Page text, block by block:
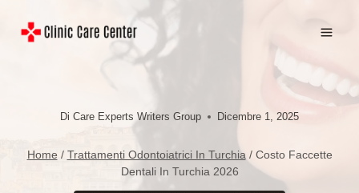
Di Care Experts Writers Group Dicembre 1, 2025
Home / Trattamenti Odontoiatrici In Turchia / Costo Faccette
Dentali In Turchia 2026